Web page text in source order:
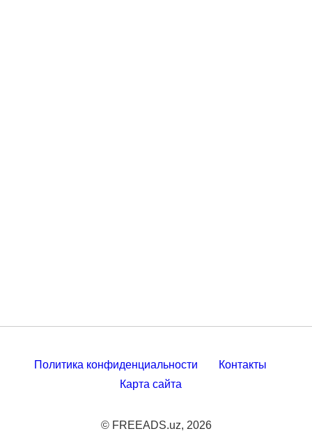
Политика конфиденциальности
Контакты
Карта сайта
© FREEADS.uz, 2026